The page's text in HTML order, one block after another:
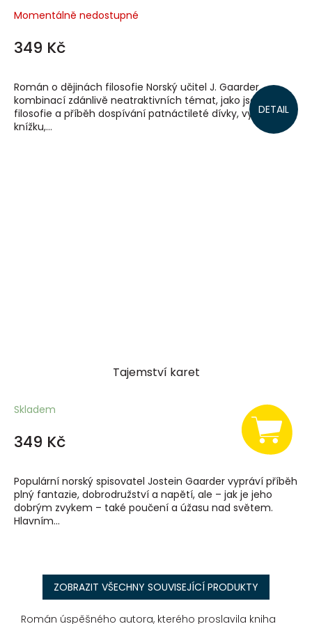
Momentálně nedostupné
349 Kč
DETAIL
Román o dějinách filosofie Norský učitel J. Gaarder
kombinací zdánlivě neatraktivních témat, jako jsou dějiny
filosofie a příběh dospívání patnáctileté dívky, vytvořil
knížku,...
Tajemství karet
Skladem
349 Kč
Populární norský spisovatel Jostein Gaarder vypráví příběh
plný fantazie, dobrodružství a napětí, ale – jak je jeho
dobrým zvykem – také poučení a úžasu nad světem.
Hlavním...
ZOBRAZIT VŠECHNY SOUVISEJÍCÍ PRODUKTY
Román úspěšného autora, kterého proslavila kniha